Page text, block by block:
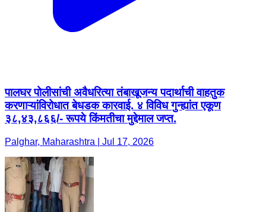
पालघर पोलीसांची अवैधरित्या तंबाखूजन्य पदार्थाची वाहतुक
करणाऱ्यांविरोधात बेधडक कारवाई. ४ विविध गुन्ह्यांत एकूण
३८,४३,८६६/- रूपये किंमतीचा मुद्देमाल जप्त.
Palghar, Maharashtra | Jul 17, 2026